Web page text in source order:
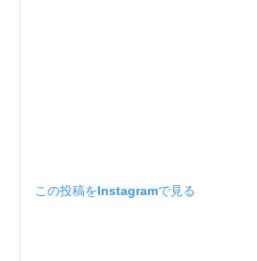
この投稿をInstagramで見る